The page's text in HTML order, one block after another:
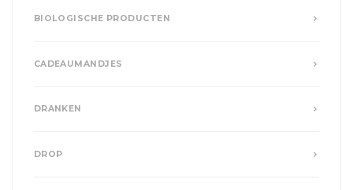
BIOLOGISCHE PRODUCTEN
CADEAUMANDJES
DRANKEN
DROP